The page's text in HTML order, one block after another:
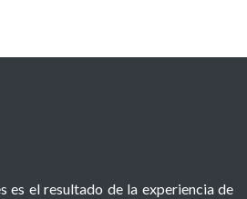
es el resultado de la experiencia de